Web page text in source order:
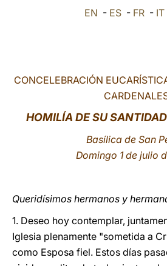
EN - ES- FR- IT
CONCELEBRACIÓN
HOMILÍA DE SU
Basílica de San
Domingo 1 de julio
Queridísimos hermanos y
1. Deseo hoy contemplar,
Iglesia plenamente "sometida a
como Esposa fiel. Estos días